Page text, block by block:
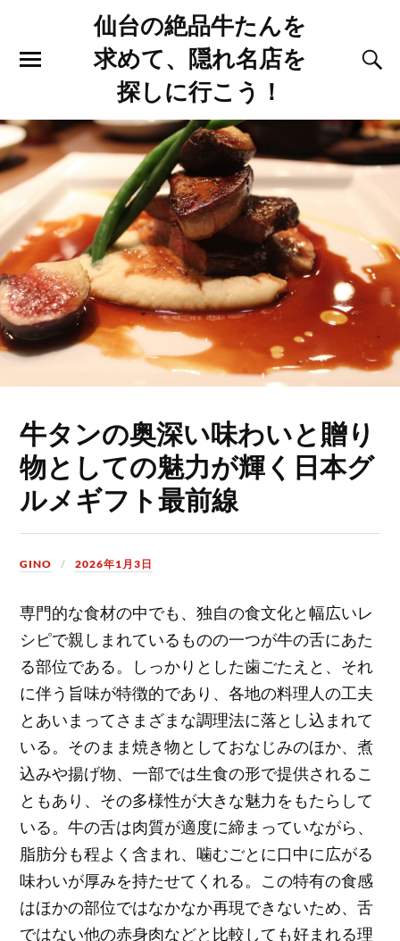
仙台の絶品牛たんを
求めて、隠れ名店を
探しに行こう！
牛タンの奥深い味わいと贈り
物としての魅力が輝く日本グ
ルメギフト最前線
GINO 2026年1月3日
専門的な食材の中でも、独自の食文化と幅広いレ
シピで親しまれているものの一つが牛の舌にあた
る部位である。
しっかりとした歯ごたえと、それ
に伴う旨味が特徴的であり、各地の料理人の工夫
とあいまってさまざまな調理法に落とし込まれて
いる。そのまま焼き物としておなじみのほか、煮
込みや揚げ物、一部では生食の形で提供されるこ
ともあり、その多様性が大きな魅力をもたらして
いる。牛の舌は肉質が適度に締まっていながら、
脂肪分も程よく含まれ、噛むごとに口中に広がる
味わいが厚みを持たせてくれる。この特有の食感
はほかの部位ではなかなか再現できないため、舌
ではない他の赤身肉などと比較しても好まれる理